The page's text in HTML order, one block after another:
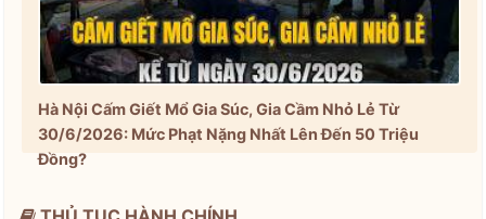
Hà Nội Cấm Giết Mổ Gia Súc, Gia Cầm Nhỏ Lẻ Từ
30/6/2026: Mức Phạt Nặng Nhất Lên Đến 50 Triệu
Đồng?